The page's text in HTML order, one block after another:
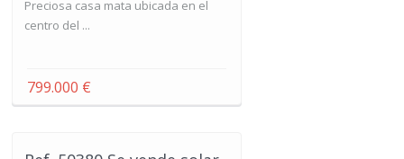
Preciosa casa mata ubicada en el
centro del ...
799.000 €